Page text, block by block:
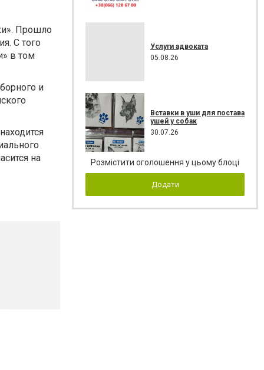
Прошло
С того
в том
и
на
Услуги адвоката
05.08.26
Вставки в уши для постава
ушей у собак
30.07.26
Розмістити оголошення у цьому блоці
Додати